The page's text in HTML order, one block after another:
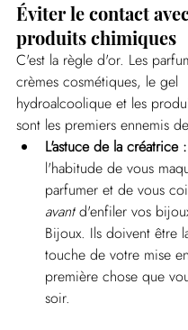
Éviter le contact
produits chimiques
C'est la règle d'or. Les
crèmes cosmétiques, le gel
hydroalcoolique et les
sont les premiers ennemis
L'astuce de la créatrice :
l'habitude de vous
parfumer et de vous
avant d'enfiler vos
Bijoux. Ils doivent être
touche de votre mise
première chose que
soir.